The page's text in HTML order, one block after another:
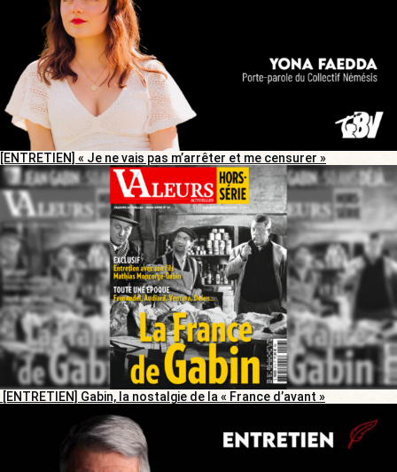
[ENTRETIEN] « Je ne vais pas m’arrêter et me censurer »
[ENTRETIEN] Gabin, la nostalgie de la « France d’avant »